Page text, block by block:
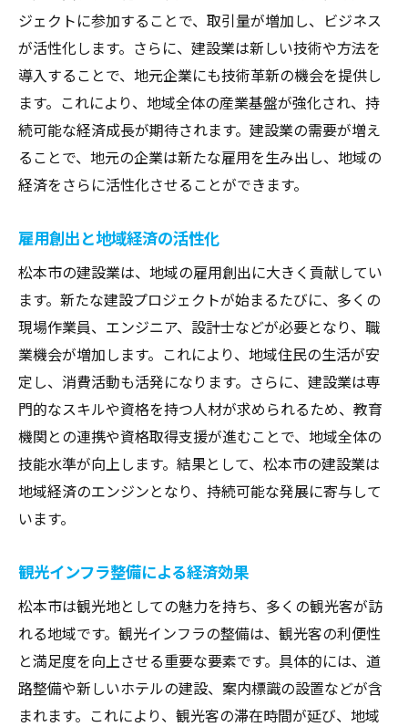
ジェクトに参加することで、取引量が増加し、ビジネス
が活性化します。さらに、建設業は新しい技術や方法を
導入することで、地元企業にも技術革新の機会を提供し
ます。これにより、地域全体の産業基盤が強化され、持
続可能な経済成長が期待されます。建設業の需要が増え
ることで、地元の企業は新たな雇用を生み出し、地域の
経済をさらに活性化させることができます。
雇用創出と地域経済の活性化
松本市の建設業は、地域の雇用創出に大きく貢献してい
ます。新たな建設プロジェクトが始まるたびに、多くの
現場作業員、エンジニア、設計士などが必要となり、職
業機会が増加します。これにより、地域住民の生活が安
定し、消費活動も活発になります。さらに、建設業は専
門的なスキルや資格を持つ人材が求められるため、教育
機関との連携や資格取得支援が進むことで、地域全体の
技能水準が向上します。結果として、松本市の建設業は
地域経済のエンジンとなり、持続可能な発展に寄与して
います。
観光インフラ整備による経済効果
松本市は観光地としての魅力を持ち、多くの観光客が訪
れる地域です。観光インフラの整備は、観光客の利便性
と満足度を向上させる重要な要素です。具体的には、道
路整備や新しいホテルの建設、案内標識の設置などが含
まれます。これにより、観光客の滞在時間が延び、地域